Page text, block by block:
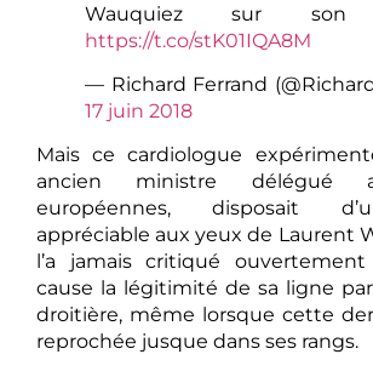
Wauquiez sur son
https://t.co/stK01IQA8M
— Richard Ferrand
17 juin 2018
Mais ce cardiologue
ancien ministre délégué
européennes, disposait
appréciable aux yeux de Laurent
l’a jamais critiqué
cause la légitimité de sa ligne
droitière, même lorsque cette
reprochée jusque dans ses rangs.